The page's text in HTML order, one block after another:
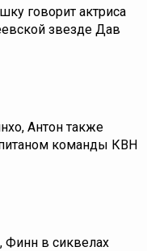
говорит актриса
звезде Дав
Антон также
команды КВН
Финн в сиквелах